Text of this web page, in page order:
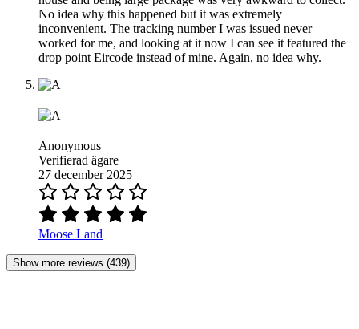
No idea why this happened but it was extremely
inconvenient. The tracking number I was issued never
worked for me, and looking at it now I can see it featured the
drop point Eircode instead of mine. Again, no idea why.
Anonymous
Verifierad ägare
27 december 2025
Moose Land
Show more reviews (439)